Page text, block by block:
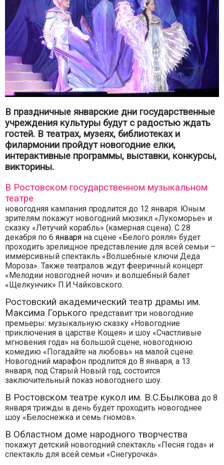
В праздничные январские дни государственные
учреждения культуры будут с радостью ждать
гостей. В театрах, музеях, библиотеках и
филармонии пройдут новогодние елки,
интерактивные программы, выставки, конкурсы,
викторины.
В Ростовском государственном музыкальном
театре
новогодняя кампания продлится до 12 января. Юным
зрителям покажут новогодний мюзикл «Лукоморье» и
сказку «Летучий корабль» (камерная сцена). С 28
декабря по 6 января на сцене «Белого рояля» будет
проходить зрелищное представление для всей семьи –
иммерсивный спектакль «Волшебные ключи Деда
Мороза». Также театралов ждут фееричный концерт
«Мелодии новогодней ночи» и волшебный балет
«Щелкунчик» П.И.Чайковского.
Ростовский академический театр драмы им.
Максима Горького представит три новогодние
премьеры: музыкальную сказку «Новогодние
приключения в царстве Кощея» и шоу «Счастливые
мгновения года» на большой сцене, новогоднюю
комедию «Погадайте на любовь» на малой сцене.
Новогодний марафон продлится до 8 января, а 13
января, под Старый Новый год, состоится
заключительный показ новогоднего шоу.
В Ростовском театре кукол им. В.С.Былкова до 8
января трижды в день будет проходить новогоднее
шоу «Белоснежка и семь гномов».
В Областном доме народного творчества
покажут детский новогодний спектакль «Песня года» и
спектакль для всей семьи «Снегурочка».